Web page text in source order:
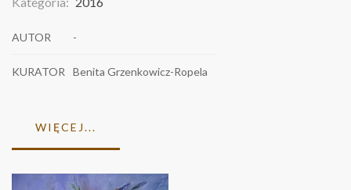
AUTOR -
KURATOR Benita Grzenkowicz-Ropela
WIĘCEJ...